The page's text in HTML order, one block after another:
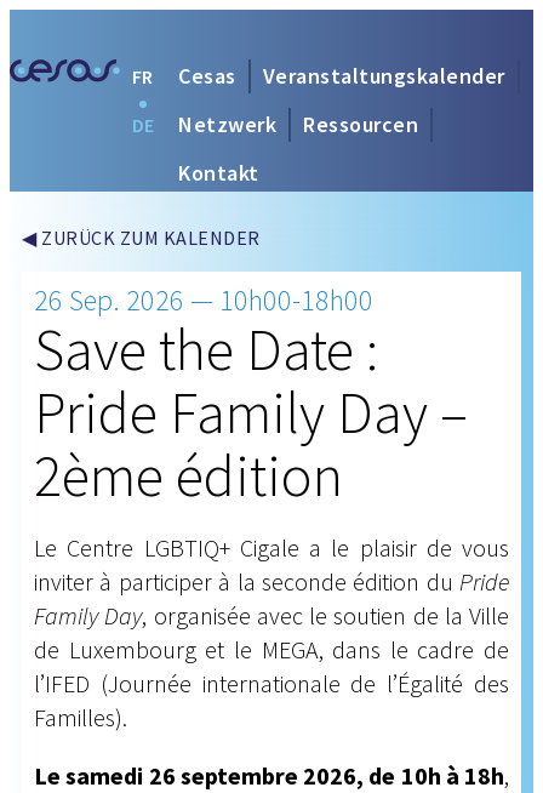
Cesas
Veranstaltungskalender
Netzwerk
Ressourcen
Kontakt
FR
DE
◀ ZURÜCK ZUM KALENDER
26 Sep. 2026 — 10h00-18h00
Save the Date :
Pride Family Day –
2ème édition
Le Centre LGBTIQ+ Cigale a le plaisir de vous
inviter à participer à la seconde édition du Pride
Family Day, organisée avec le soutien de la Ville
de Luxembourg et le MEGA, dans le cadre de
l’IFED (Journée internationale de l’Égalité des
Familles).
Le samedi 26 septembre 2026, de 10h à 18h,